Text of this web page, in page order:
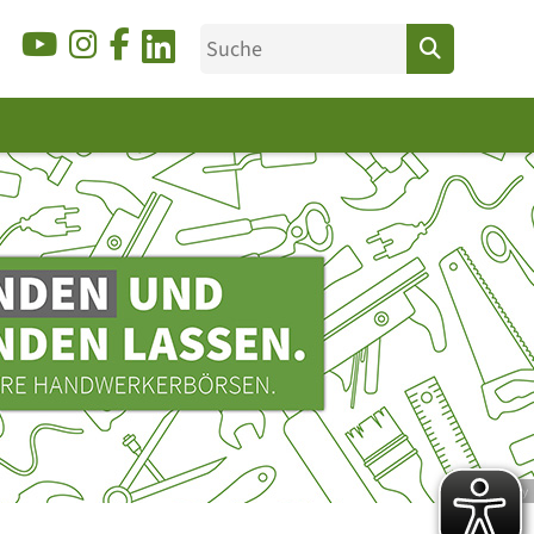
© Ducky